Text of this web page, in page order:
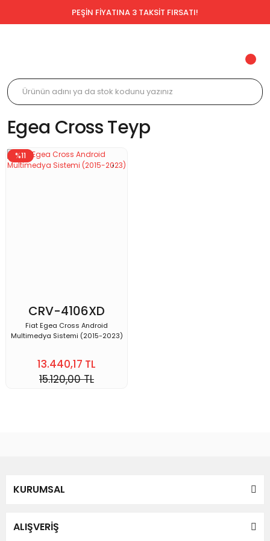
PEŞİN FİYATINA 3 TAKSİT FIRSATI!
Egea Cross Teyp
%11
CRV-4106XD
Fiat Egea Cross Android
Multimedya Sistemi (2015-2023)
13.440,17 TL
15.120,00 TL
KURUMSAL
ALIŞVERİŞ